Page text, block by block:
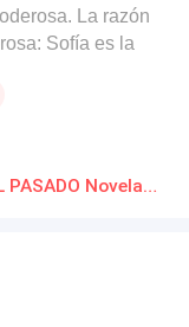
La razón
Sofía es la
embargo, el
mujer cuya
una ambición
naturaleza
y su vida
AMOR A CONTRATIEMPO, RAICES DEL PASADO Novelas Online Descarga gratuita de PDF